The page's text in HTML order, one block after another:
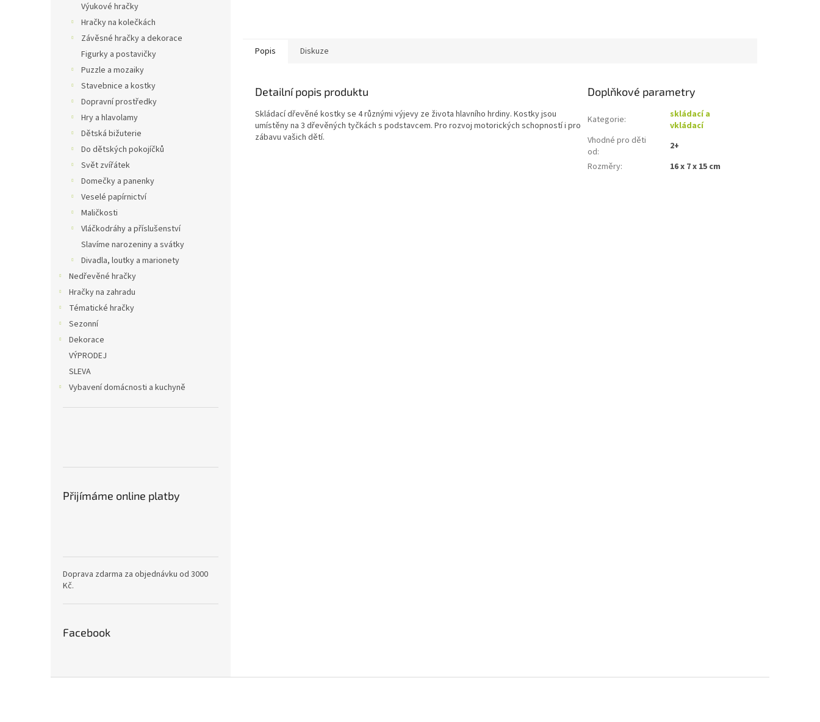
Výukové hračky
Hračky na kolečkách
Závěsné hračky a dekorace
Figurky a postavičky
Puzzle a mozaiky
Stavebnice a kostky
Dopravní prostředky
Hry a hlavolamy
Dětská bižuterie
Do dětských pokojíčků
Svět zvířátek
Domečky a panenky
Veselé papírnictví
Maličkosti
Vláčkodráhy a příslušenství
Slavíme narozeniny a svátky
Divadla, loutky a marionety
Nedřevěné hračky
Hračky na zahradu
Tématické hračky
Sezonní
Dekorace
VÝPRODEJ
SLEVA
Vybavení domácnosti a kuchyně
Přijímáme online platby
Doprava zdarma za objednávku od 3000
Kč.
Facebook
Popis Diskuze
Detailní popis produktu
Skládací dřevěné kostky se 4 různými výjevy ze života hlavního hrdiny. Kostky jsou
umístěny na 3 dřevěných tyčkách s podstavcem. Pro rozvoj motorických schopností i pro
zábavu vašich dětí.
Doplňkové parametry
Kategorie:
skládací a
vkládací
Vhodné pro děti
od:
2+
Rozměry: 16 x 7 x 15 cm